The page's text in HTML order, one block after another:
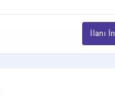
İlanı